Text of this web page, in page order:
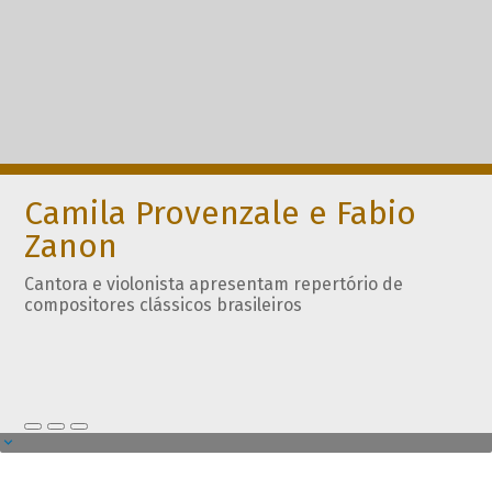
Camila Provenzale e Fabio
Zanon
Cantora e violonista apresentam repertório de
compositores clássicos brasileiros